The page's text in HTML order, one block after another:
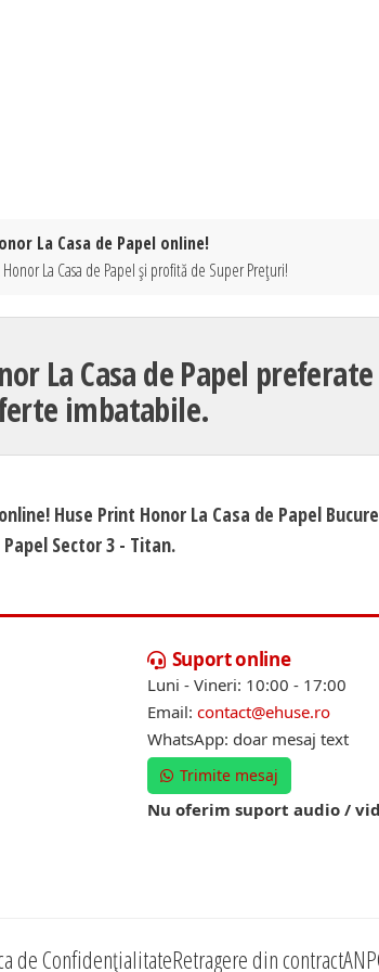
La Casa de Papel online!
La Casa de Papel și profită de Super Prețuri!
La Casa de Papel
imbatabile.
Huse Print Honor La Casa de Papel
Sector 3 - Titan.
Suport online
Luni - Vineri: 10:00 - 17:00
Email: contact@ehuse.ro
WhatsApp: doar mesaj text
Trimite mesaj
Nu oferim suport audio /
de ConfidențialitateRetragere din contract